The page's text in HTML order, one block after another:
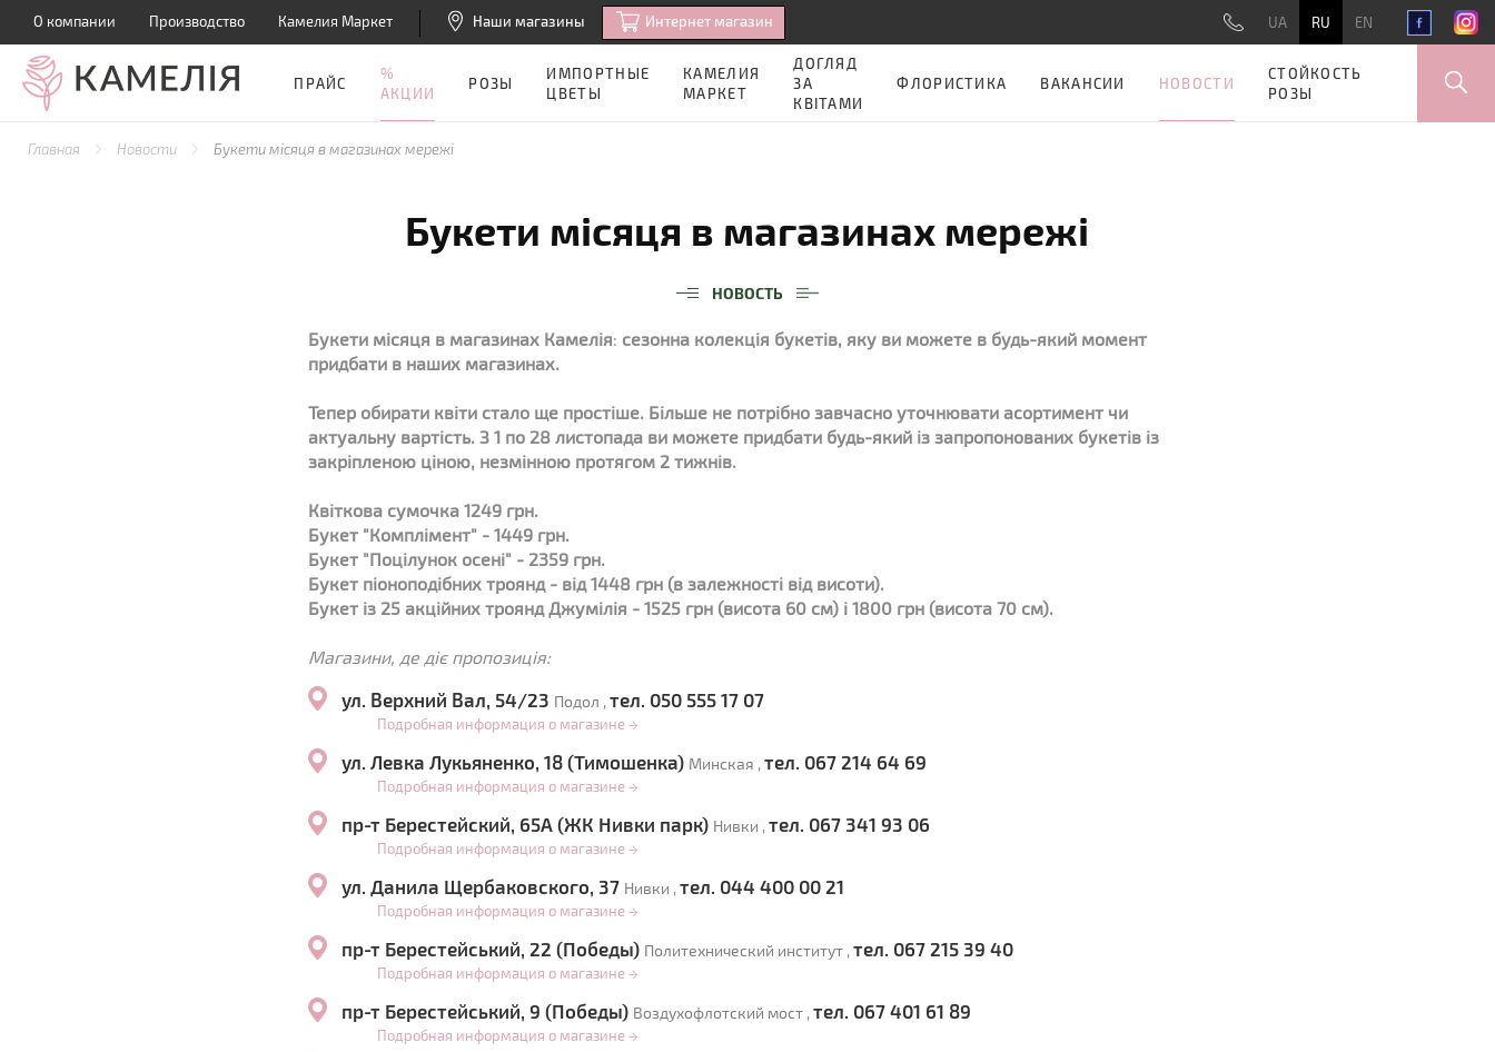
О компании Производство Камелия Маркет Наши магазины Интернет магазин UA RU EN
ПРАЙС
%
АКЦИИ
РОЗЫ
ИМПОРТНЫЕ
ЦВЕТЫ
КАМЕЛИЯ
МАРКЕТ
ДОГЛЯД
ЗА
КВІТАМИ
ФЛОРИСТИКА ВАКАНСИИ НОВОСТИ
СТОЙКОСТЬ
РОЗЫ
Главная Новости Букети місяця в магазинах мережі
Букети місяця в магазинах мережі
НОВОСТЬ
Букети місяця в магазинах Камелія: сезонна колекція букетів, яку ви можете в будь-який момент
придбати в наших магазинах.
Тепер обирати квіти стало ще простіше. Більше не потрібно завчасно уточнювати асортимент чи
актуальну вартість. З 1 по 28 листопада ви можете придбати будь-який із запропонованих букетів із
закріпленою ціною, незмінною протягом 2 тижнів.
Квіткова сумочка 1249 грн.
Букет "Комплімент" - 1449 грн.
Букет "Поцілунок осені" - 2359 грн.
Букет піоноподібних троянд - від 1448 грн (в залежності від висоти).
Букет із 25 акційних троянд Джумілія - 1525 грн (висота 60 см) і 1800 грн (висота 70 см).
Магазини, де діє пропозиція:
ул. Верхний Вал, 54/23 Подол , тел. 050 555 17 07
Подробная информация о магазине →
ул. Левка Лукьяненко, 18 (Тимошенка) Минская , тел. 067 214 64 69
Подробная информация о магазине →
пр-т Берестейский, 65А (ЖК Нивки парк) Нивки , тел. 067 341 93 06
Подробная информация о магазине →
ул. Данила Щербаковского, 37 Нивки , тел. 044 400 00 21
Подробная информация о магазине →
пр-т Берестейський, 22 (Победы) Политехнический институт , тел. 067 215 39 40
Подробная информация о магазине →
пр-т Берестейський, 9 (Победы) Воздухофлотский мост , тел. 067 401 61 89
Подробная информация о магазине →